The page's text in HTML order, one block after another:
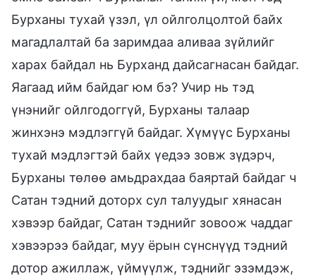
Бурханы тухай үзэл, үл ойлголцолтой байх
магадлалтай ба заримдаа аливаа зүйлийг
харах байдал нь Бурханд дайсагнасан байдаг.
Яагаад ийм байдаг юм бэ? Учир нь тэд
үнэнийг ойлгодоггүй, Бурханы талаар
жинхэнэ мэдлэггүй байдаг. Хүмүүс Бурханы
тухай мэдлэгтэй байх үедээ зовж зүдэрч,
Бурханы төлөө амьдрахдаа баяртай байдаг ч
Сатан тэдний доторх сул талуудыг хянасан
хэвээр байдаг, Сатан тэднийг зовоож чаддаг
хэвээрээ байдаг, муу ёрын сүнснүүд тэдний
дотор ажиллаж, үймүүлж, тэднийг эзэмдэж,